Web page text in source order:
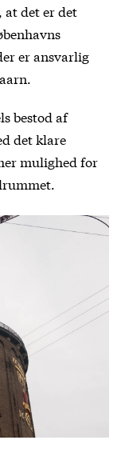
at det er det
er ansvarlig
bestod af
det klare
mulighed for